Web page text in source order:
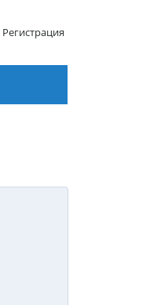
Регистрация